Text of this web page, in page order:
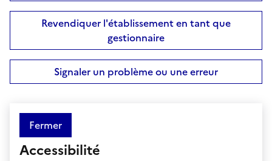
Revendiquer l'établissement en tant que
gestionnaire
Signaler un problème ou une erreur
Fermer
Accessibilité